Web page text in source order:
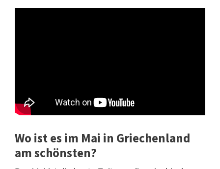
Wo ist es im Mai in Griechenland
am schönsten?